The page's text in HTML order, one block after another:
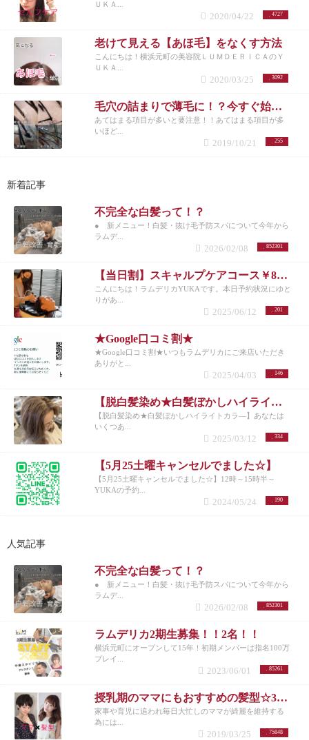
ＵＫＡ...
4727
2020/04/22
老けて見える【あほ毛】をなくす方法
こんにちは！横浜元町の美容院ＬＵＭＤＥＲＩＣＡのＹ
ＵＫＡ...
3092
2020/03/25
毛穴の詰まりで薄毛に！？今すぐ始めたい「薄毛対策」
あてはまる項目が多いと要注意！！あてはまる項目が多
いほど...
255
2019/10/21
新着記事
不完全な白髪って！？
● 新メニュー！白髪・抜け毛予防スパについて今年から
ラムデ...
852301
2026/02/08
【当日割】スキャルプケアコース￥8200
こんにちは！ラムデリカYUKAです。本日予約状況にゆと
りがあ...
201
2025/06/12
★Google口コミ割★
★Google口コミ割★いつもラムデリカにご来店いただき
ありがと...
146
2025/04/03
【脱白髪染め★白髪ぼかしハイライトカラ―】
【脱白髪染め★白髪ぼかしハイライトカラ―】あなたは
いくつあ...
334
2025/03/12
【5月25土曜キャンセルでました☆】
【5月25土曜キャンセルでました☆】12時～15時半～
YUKAの予約...
190
2024/05/24
人気記事
不完全な白髪って！？
● 新メニュー！白髪・抜け毛予防スパについて今年から
ラムデ...
852301
2026/02/08
ラムデリカ2期生募集！！2名！！
横浜元町にオープンして15年！初期メンバーは指名100万
プレイ...
85261
2023/06/01
授乳期のママにもおすすめの髪型☆30代女性を若く見せるスタイル特集☆
家事や育児に追われ毎日大忙しのママが綺麗を維持する
為には...
75848
2019/03/25